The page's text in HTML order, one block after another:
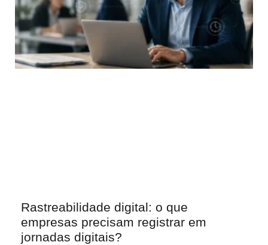
Rastreabilidade digital: o que
empresas precisam registrar em
jornadas digitais?